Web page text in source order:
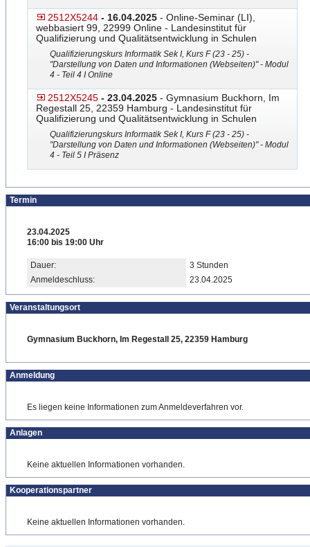
2512X5244 - 16.04.2025 - Online-Seminar (LI),
webbasiert 99, 22999 Online - Landesinstitut für
Qualifizierung und Qualitätsentwicklung in Schulen
Qualifizierungskurs Informatik Sek I, Kurs F (23 - 25) -
"Darstellung von Daten und Informationen (Webseiten)" - Modul
4 - Teil 4 I Online
2512X5245 - 23.04.2025 - Gymnasium Buckhorn, Im
Regestall 25, 22359 Hamburg - Landesinstitut für
Qualifizierung und Qualitätsentwicklung in Schulen
Qualifizierungskurs Informatik Sek I, Kurs F (23 - 25) -
"Darstellung von Daten und Informationen (Webseiten)" - Modul
4 - Teil 5 I Präsenz
Termin
23.04.2025
16:00 bis 19:00 Uhr
Dauer:
3 Stunden
Anmeldeschluss:
23.04.2025
Veranstaltungsort
Gymnasium Buckhorn, Im Regestall 25, 22359 Hamburg
Anmeldung
Es liegen keine Informationen zum Anmeldeverfahren vor.
Anlagen
Keine aktuellen Informationen vorhanden.
Kooperationspartner
Keine aktuellen Informationen vorhanden.